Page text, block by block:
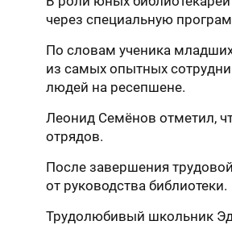
через специальную
По словам ученика
из самых опытных
людей на ресепшене.
Леонид Семёнов отметил,
отрядов.
После завершения
от руководства библиотеки.
Трудолюбивый школьник